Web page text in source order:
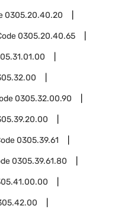
0305.20.40.20
0305.20.40.65
0305.32.00.90
0305.39.61
0305.39.61.80